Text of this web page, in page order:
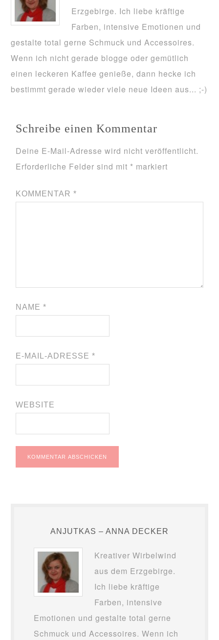
Erzgebirge. Ich liebe kräftige
Farben, intensive Emotionen und
gestalte total gerne Schmuck und Accessoires.
Wenn ich nicht gerade blogge oder gemütlich
einen leckeren Kaffee genieße, dann hecke ich
bestimmt gerade wieder viele neue Ideen aus... ;-)
Schreibe einen Kommentar
Deine E-Mail-Adresse wird nicht veröffentlicht.
Erforderliche Felder sind mit * markiert
KOMMENTAR*
NAME*
E-MAIL-ADRESSE*
WEBSITE
ANJUTKAS – ANNA DECKER
Kreativer Wirbelwind
aus dem Erzgebirge.
Ich liebe kräftige
Farben, intensive
Emotionen und gestalte total gerne
Schmuck und Accessoires. Wenn ich